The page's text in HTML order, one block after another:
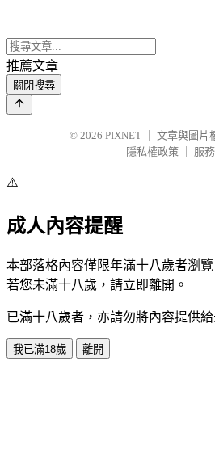
推薦文章
關閉搜尋
© 2026 PIXNET
文章與圖片
隱私權政策
服
⚠️
成人內容提醒
本部落格內容僅限年滿十八歲者瀏覽
若您未滿十八歲，請立即離開。
已滿十八歲者，亦請勿將內容提供給
我已滿18歲 離開